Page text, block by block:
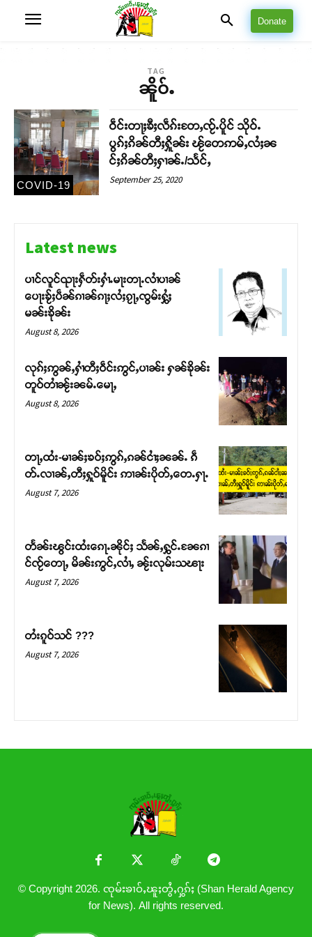
တႃႇႁႂ်ႈသဵင်ၵၢင်ၸႂ်ၵူၼ်းမိူင်း ၵူႈတီႈၵူႈလႅၼ်ပေႃးတေၸွ
တ်ႇ တူဝ်ႈလုမ်ႈၾႃႉၼၼ်ႉ ၶဝ်ႈႁူမ်ႈၵမ်ႉထႅမ် ၸုမ်းၶၢ
ဝ်ႇၽူႈတွႆႇႁွၵ်ႈ လႆႈယူႇၶႃႈဢေႃႈ။
Donate
TAG
ၼိူဝ်ႉ
COVID-19
ဝဵင်းတႃႈၶီႈလဵၵ်းတႄႇၸႂ်ႉပိူင် သိုဝ်ႉ
ပွၵ်ႈၵိၼ်တီႈႁိူၼ်း ၽႂ်တေဢမ်ႇလႆႈၼ
င်ႈၵိၼ်တီႈႁၢၼ်ႉ/သႅင်ႇ
September 25, 2020
Latest news
ပၢင်လူင်ၺႃးႁဵတ်းႁၢႆႉမႃးတႃႉလၢႆပၢၼ် ​​
ပေႃးၶႂ်ႈပဵၼ်ၵၢၼ်ၵႃႈလႆႈၵႂႃႇၸွမ်းႁွႆႈ
မၼ်းၶိုၼ်း
August 8, 2026
လုၵ်ႈဢွၼ်ႇႁၢႆတီႈဝဵင်းဢွင်ႇပၢၼ်း ႁၼ်ၶိုၼ်း
တူဝ်တၢႆၼႂ်းၼမ်ႉမေႃႇ
August 8, 2026
တႃႇထႆး-မၢၼ်ႈၶဝ်ႈဢွၵ်ႇၵၼ်ငၢႆႈၼၼ်ႉ ၵဵ
တ်ႉလၢၼ်ႇတီႈႁူဝ်မိူင်း ဢၢၼ်းပိုတ်ႇတေႉႁႃႉ
August 7, 2026
တႅၼ်းၽွင်းထႆးၵေႃႉၼိုင်ႈ သႅၼ်ႇႁွင်ႉၼႄၵၢ
င်ၸႂ်တေႃႇ မိၼ်းဢွင်ႇလၢႆႇ ၼႂ်းလုမ်းသၽႃး
August 7, 2026
တႆးၵူဝ်သင် ???
August 7, 2026
© Copyright 2026. ၸုမ်းၶၢဝ်ႇၽူႈတွႆႇႁွၵ်ႈ (Shan Herald Agency
for News). All rights reserved.